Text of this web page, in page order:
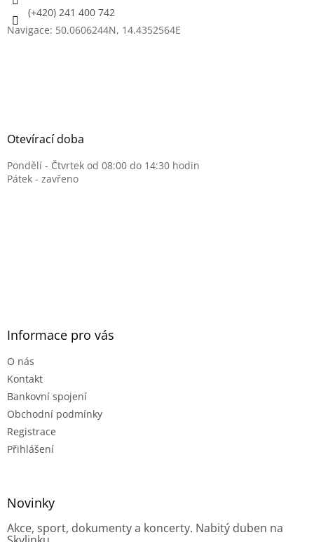
(+420) 241 400 742
Navigace: 50.0606244N, 14.4352564E
Otevírací doba
Pondělí - Čtvrtek od 08:00 do 14:30 hodin
Pátek - zavřeno
Informace pro vás
O nás
Kontakt
Bankovní spojení
Obchodní podmínky
Registrace
Přihlášení
Novinky
Akce, sport, dokumenty a koncerty. Nabitý duben na